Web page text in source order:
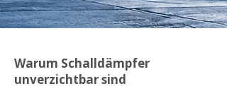
Warum Schalldämpfer
unverzichtbar sind